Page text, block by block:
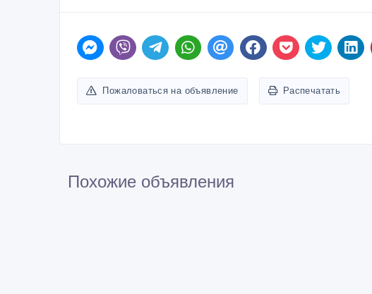
Пожаловаться на объявление Распечатать
Похожие объявления